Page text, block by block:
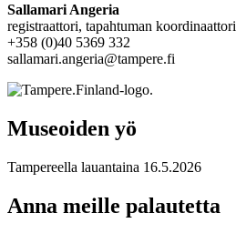
Sallamari Angeria
registraattori, tapahtuman koordinaattori
+358 (0)40 5369 332
sallamari.angeria@tampere.fi
Museoiden yö
Tampereella lauantaina 16.5.2026
Anna meille palautetta